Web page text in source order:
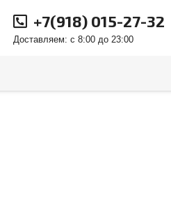
+7(918) 015-27-32
Доставляем: с 8:00 до 23:00